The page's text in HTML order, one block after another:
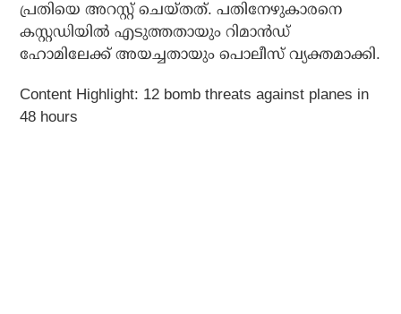
പ്രതിയെ അറസ്റ്റ് ചെയ്തത്. പതിനേഴുകാരനെ
കസ്റ്റഡിയില്‍ എടുത്തതായും റിമാന്‍ഡ്
ഹോമിലേക്ക് അയച്ചതായും പൊലീസ് വ്യക്തമാക്കി.
Content Highlight: 12 bomb threats against planes in
48 hours